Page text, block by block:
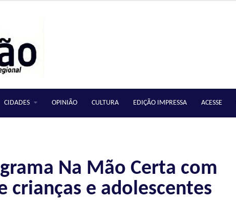
CIDADES OPINIÃO CULTURA EDIÇÃO IMPRESSA ACESSE
Na Mão Certa com
crianças e adolescentes